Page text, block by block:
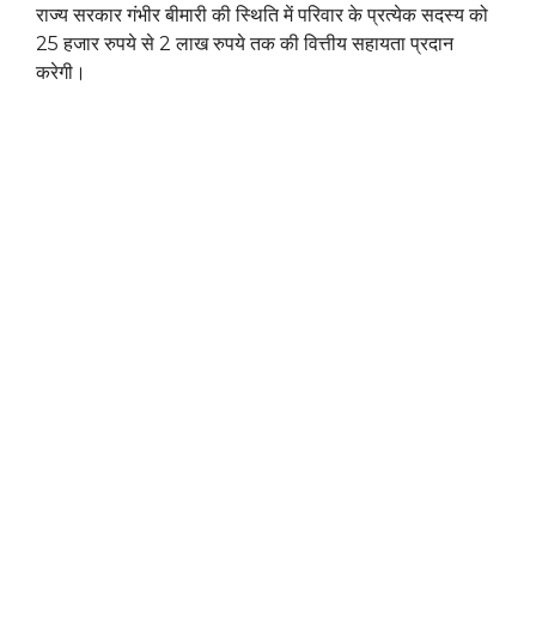
राज्य सरकार गंभीर बीमारी की स्थिति में परिवार के प्रत्येक सदस्य को
25 हजार रुपये से 2 लाख रुपये तक की वित्तीय सहायता प्रदान
करेगी।